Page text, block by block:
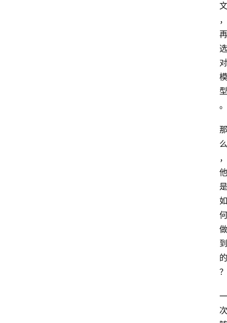
文
，
再
选
对
模
型
。
那
么
，
他
是
如
何
做
到
的
？
一
次